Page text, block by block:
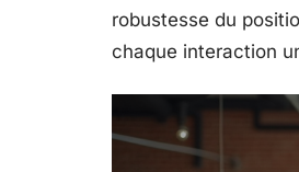
robustesse du
chaque interaction